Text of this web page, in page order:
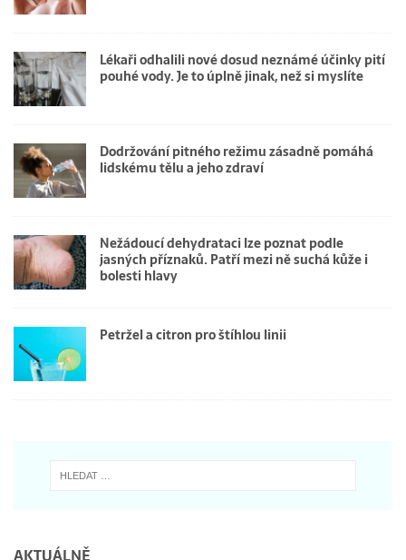
Lékaři odhalili nové dosud neznámé účinky pití
pouhé vody. Je to úplně jinak, než si myslíte
Dodržování pitného režimu zásadně pomáhá
lidskému tělu a jeho zdraví
Nežádoucí dehydrataci lze poznat podle
jasných příznaků. Patří mezi ně suchá kůže i
bolesti hlavy
Petržel a citron pro štíhlou linii